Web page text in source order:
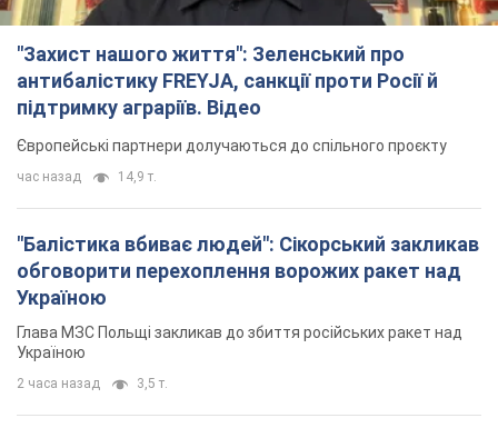
"Захист нашого життя": Зеленський про
антибалістику FREYJA, санкції проти Росії й
підтримку аграріїв. Відео
Європейські партнери долучаються до спільного проєкту
час назад 14,9 т.
"Балістика вбиває людей": Сікорський закликав
обговорити перехоплення ворожих ракет над
Україною
Глава МЗС Польщі закликав до збиття російських ракет над
Україною
2 часа назад 3,5 т.